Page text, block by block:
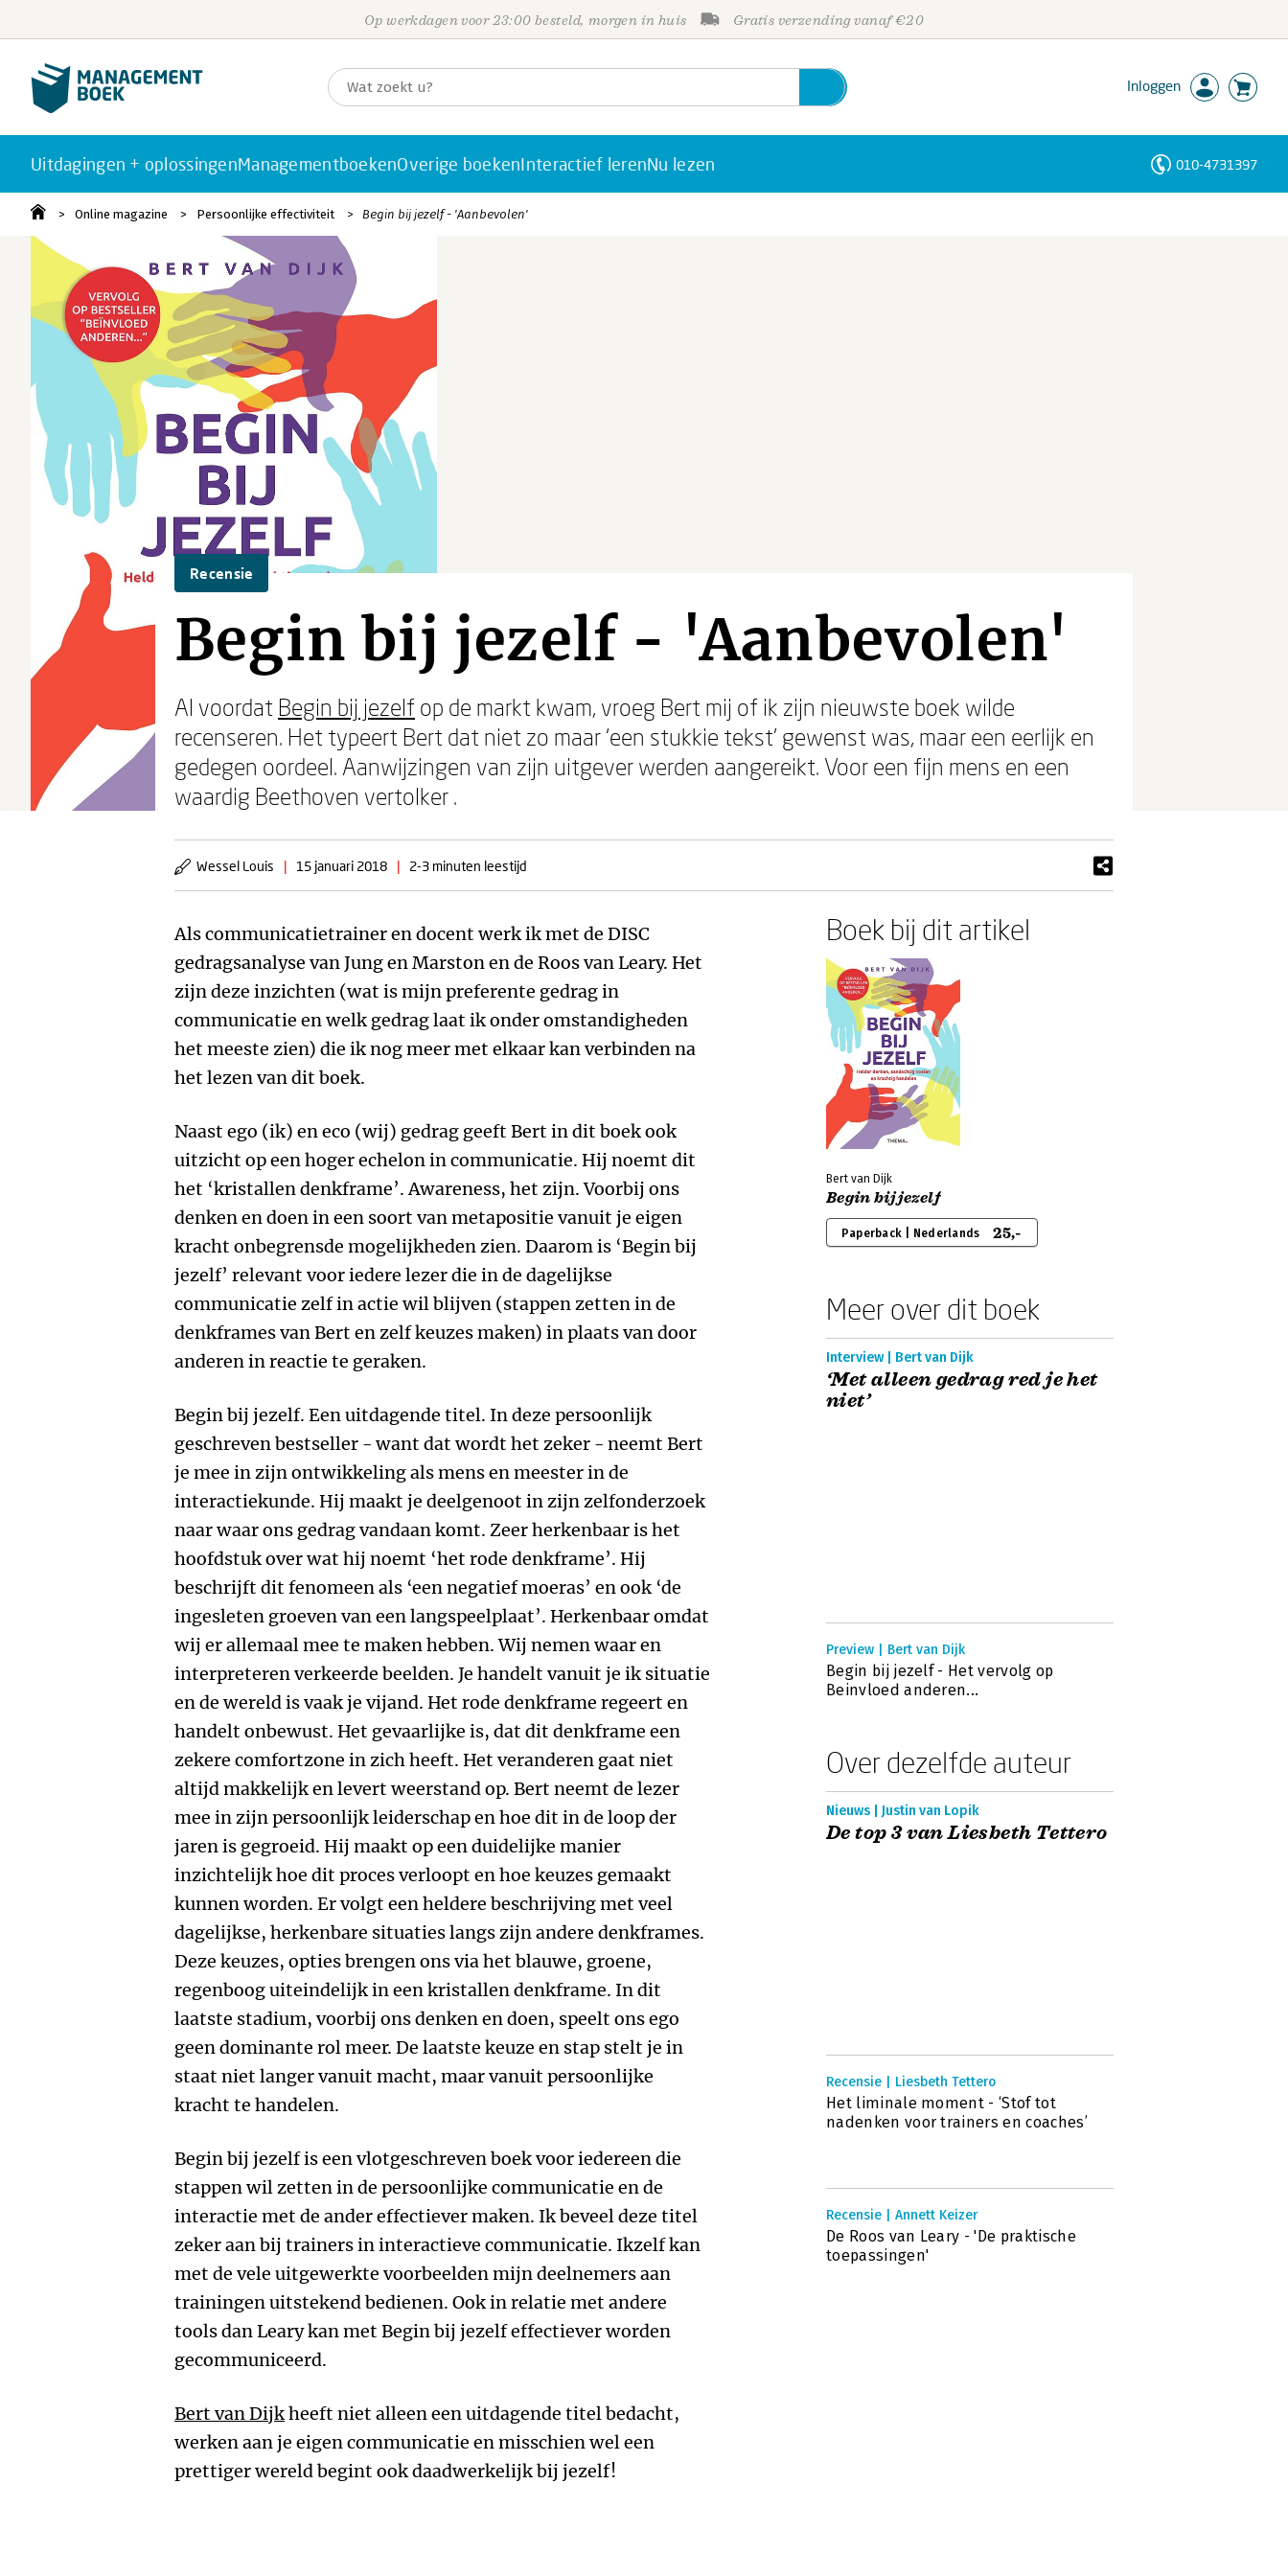
Op werkdagen voor 23:00 besteld, morgen in huis Gratis verzending vanaf €20
Inloggen
Uitdagingen + oplossingenManagementboekenOverige boekenInteractief lerenNu lezen 010-4731397
Online magazine Persoonlijke effectiviteit Begin bij jezelf - 'Aanbevolen'
Recensie
Begin bij jezelf - 'Aanbevolen'
Al voordat Begin bij jezelf op de markt kwam, vroeg Bert mij of ik zijn nieuwste boek wilde
recenseren. Het typeert Bert dat niet zo maar ‘een stukkie tekst’ gewenst was, maar een eerlijk en
gedegen oordeel. Aanwijzingen van zijn uitgever werden aangereikt. Voor een fijn mens en een
waardig Beethoven vertolker .
Wessel Louis | 15 januari 2018 | 2-3 minuten leestijd
Als communicatietrainer en docent werk ik met de DISC
gedragsanalyse van Jung en Marston en de Roos van Leary. Het
zijn deze inzichten (wat is mijn preferente gedrag in
communicatie en welk gedrag laat ik onder omstandigheden
het meeste zien) die ik nog meer met elkaar kan verbinden na
het lezen van dit boek.
Naast ego (ik) en eco (wij) gedrag geeft Bert in dit boek ook
uitzicht op een hoger echelon in communicatie. Hij noemt dit
het ‘kristallen denkframe’. Awareness, het zijn. Voorbij ons
denken en doen in een soort van metapositie vanuit je eigen
kracht onbegrensde mogelijkheden zien. Daarom is ‘Begin bij
jezelf’ relevant voor iedere lezer die in de dagelijkse
communicatie zelf in actie wil blijven (stappen zetten in de
denkframes van Bert en zelf keuzes maken) in plaats van door
anderen in reactie te geraken.
Begin bij jezelf. Een uitdagende titel. In deze persoonlijk
geschreven bestseller - want dat wordt het zeker - neemt Bert
je mee in zijn ontwikkeling als mens en meester in de
interactiekunde. Hij maakt je deelgenoot in zijn zelfonderzoek
naar waar ons gedrag vandaan komt. Zeer herkenbaar is het
hoofdstuk over wat hij noemt ‘het rode denkframe’. Hij
beschrijft dit fenomeen als ‘een negatief moeras’ en ook ‘de
ingesleten groeven van een langspeelplaat’. Herkenbaar omdat
wij er allemaal mee te maken hebben. Wij nemen waar en
interpreteren verkeerde beelden. Je handelt vanuit je ik situatie
en de wereld is vaak je vijand. Het rode denkframe regeert en
handelt onbewust. Het gevaarlijke is, dat dit denkframe een
zekere comfortzone in zich heeft. Het veranderen gaat niet
altijd makkelijk en levert weerstand op. Bert neemt de lezer
mee in zijn persoonlijk leiderschap en hoe dit in de loop der
jaren is gegroeid. Hij maakt op een duidelijke manier
inzichtelijk hoe dit proces verloopt en hoe keuzes gemaakt
kunnen worden. Er volgt een heldere beschrijving met veel
dagelijkse, herkenbare situaties langs zijn andere denkframes.
Deze keuzes, opties brengen ons via het blauwe, groene,
regenboog uiteindelijk in een kristallen denkframe. In dit
laatste stadium, voorbij ons denken en doen, speelt ons ego
geen dominante rol meer. De laatste keuze en stap stelt je in
staat niet langer vanuit macht, maar vanuit persoonlijke
kracht te handelen.
Begin bij jezelf is een vlotgeschreven boek voor iedereen die
stappen wil zetten in de persoonlijke communicatie en de
interactie met de ander effectiever maken. Ik beveel deze titel
zeker aan bij trainers in interactieve communicatie. Ikzelf kan
met de vele uitgewerkte voorbeelden mijn deelnemers aan
trainingen uitstekend bedienen. Ook in relatie met andere
tools dan Leary kan met Begin bij jezelf effectiever worden
gecommuniceerd.
Bert van Dijkheeft niet alleen een uitdagende titel bedacht,
werken aan je eigen communicatie en misschien wel een
prettiger wereld begint ook daadwerkelijk bij jezelf!
Boek bij dit artikel
Bert van Dijk
Begin bij jezelf
Paperback | Nederlands 25,-
Meer over dit boek
Interview | Bert van Dijk
‘Met alleen gedrag red je het
niet’
Preview | Bert van Dijk
Begin bij jezelf - Het vervolg op
Beinvloed anderen...
Over dezelfde auteur
Nieuws | Justin van Lopik
De top 3 van Liesbeth Tettero
Recensie | Liesbeth Tettero
Het liminale moment - ‘Stof tot
nadenken voor trainers en coaches’
Recensie | Annett Keizer
De Roos van Leary - 'De praktische
toepassingen'
Personen